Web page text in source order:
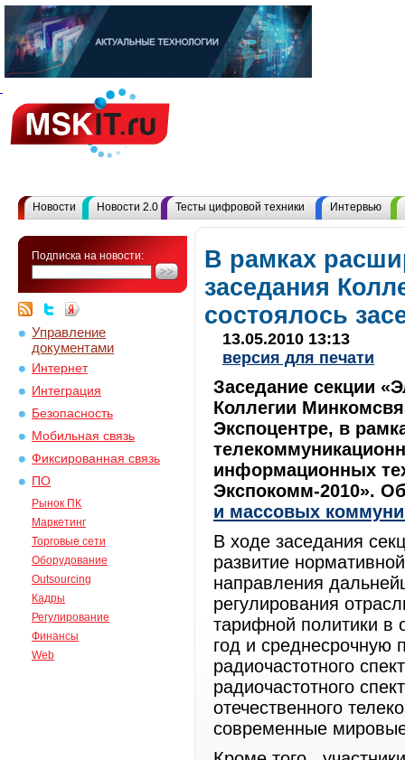
Новости Новости 2.0 Тесты цифровой техники Интервью
Подписка на новости:
Управление
документами
Интернет
Интеграция
Безопасность
Мобильная связь
Фиксированная связь
ПО
Рынок ПК
Маркетинг
Торговые сети
Оборудование
Outsourcing
Кадры
Регулирование
Финансы
Web
В рамках
заседания
состоялось
13.05.2010 13:13
версия для печати
Заседание секции
Коллегии
Экспоцентре, в
информационных
Экспокомм-2010».
и массовых
В ходе заседания
развитие
направления
регулирования
тарифной политики в
год и среднесрочную
радиочастотного
радиочастотного
отечественного
современные